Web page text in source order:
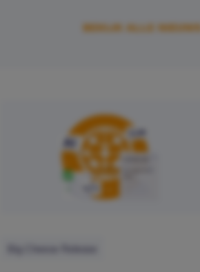
BEKIJK ALLE NIEUWS